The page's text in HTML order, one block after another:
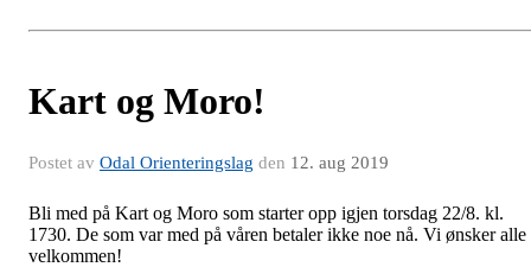
Kart og Moro!
Postet av Odal Orienteringslag den 12. aug 2019
Bli med på Kart og Moro som starter opp igjen torsdag 22/8. kl.
1730. De som var med på våren betaler ikke noe nå. Vi ønsker alle
velkommen!